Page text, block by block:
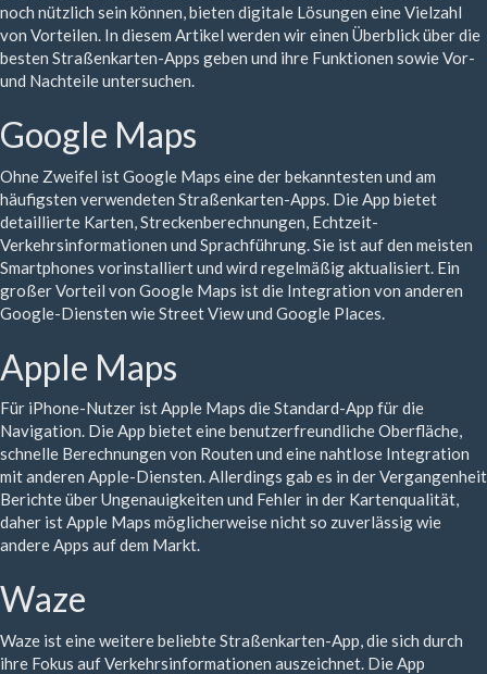
noch nützlich sein können, bieten digitale Lösungen eine Vielzahl
von Vorteilen. In diesem Artikel werden wir einen Überblick über die
besten Straßenkarten-Apps geben und ihre Funktionen sowie Vor-
und Nachteile untersuchen.
Google Maps
Ohne Zweifel ist Google Maps eine der bekanntesten und am
häufigsten verwendeten Straßenkarten-Apps. Die App bietet
detaillierte Karten, Streckenberechnungen, Echtzeit-
Verkehrsinformationen und Sprachführung. Sie ist auf den meisten
Smartphones vorinstalliert und wird regelmäßig aktualisiert. Ein
großer Vorteil von Google Maps ist die Integration von anderen
Google-Diensten wie Street View und Google Places.
Apple Maps
Für iPhone-Nutzer ist Apple Maps die Standard-App für die
Navigation. Die App bietet eine benutzerfreundliche Oberfläche,
schnelle Berechnungen von Routen und eine nahtlose Integration
mit anderen Apple-Diensten. Allerdings gab es in der Vergangenheit
Berichte über Ungenauigkeiten und Fehler in der Kartenqualität,
daher ist Apple Maps möglicherweise nicht so zuverlässig wie
andere Apps auf dem Markt.
Waze
Waze ist eine weitere beliebte Straßenkarten-App, die sich durch
ihre Fokus auf Verkehrsinformationen auszeichnet. Die App